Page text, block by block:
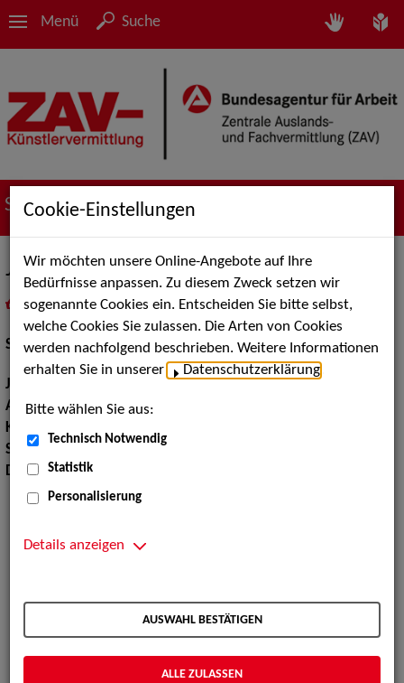
Menü Suche
Suche nach Künstler*innen
Jochen Ganser
als PDF speichern
inMeine Merklistelegen
Schauspiel:Film und TV, Bühne
Jahrgang:
Augenfarbe:braun
Körpergröße:
Sprachen:
Deutsch, Englisch, Französisch
Dialekte:Allgäuerisch
Cookie-Einstellungen
Wir möchten unsere Online-Angebote auf Ihre
Bedürfnisse anpassen. Zu diesem Zweck setzen wir
sogenannte Cookies ein. Entscheiden Sie bitte selbst,
welche Cookies Sie zulassen. Die Arten von Cookies
werden nachfolgend beschrieben. Weitere Informationen
erhalten Sie in unserer
Datenschutzerklärung
Bitte wählen Sie aus:
Technisch Notwendig
Statistik
Personalisierung
Details anzeigen
AUSWAHL BESTÄTIGEN
ALLE ZULASSEN